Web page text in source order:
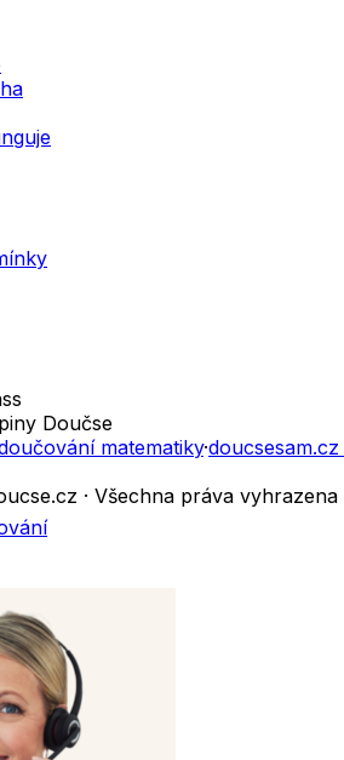
Doučse
matematiky·doucsesam.cz
· Všechna práva vyhrazena